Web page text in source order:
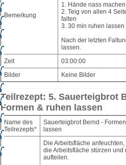
Bemerkung
1. Hände nass machen
2. Teig von allen 4
falten
3. 30 min ruhen lassen
Nach der letzten
lassen.
Zeit
03:00:00
Bilder
Keine Bilder
Teilrezept: 5. Sauerteigbrot
Formen & ruhen lassen
Name des
Teilrezepts*
Sauerteigbrot Bernd -
lassen
Die Arbeitsfläche
die Arbeitsfläche stürzen und
aufteilen.